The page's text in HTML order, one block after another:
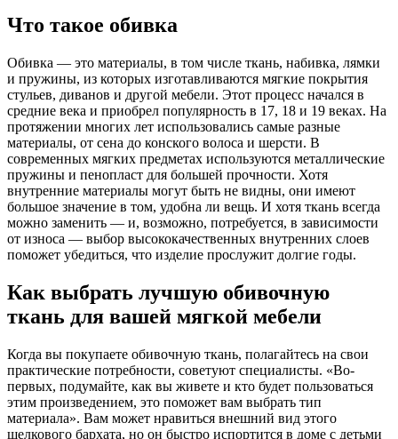
Что такое обивка
Обивка — это материалы, в том числе ткань, набивка, лямки
и пружины, из которых изготавливаются мягкие покрытия
стульев, диванов и другой мебели. Этот процесс начался в
средние века и приобрел популярность в 17, 18 и 19 веках. На
протяжении многих лет использовались самые разные
материалы, от сена до конского волоса и шерсти. В
современных мягких предметах используются металлические
пружины и пенопласт для большей прочности. Хотя
внутренние материалы могут быть не видны, они имеют
большое значение в том, удобна ли вещь. И хотя ткань всегда
можно заменить — и, возможно, потребуется, в зависимости
от износа — выбор высококачественных внутренних слоев
поможет убедиться, что изделие прослужит долгие годы.
Как выбрать лучшую обивочную
ткань для вашей мягкой мебели
Когда вы покупаете обивочную ткань, полагайтесь на свои
практические потребности, советуют специалисты. «Во-
первых, подумайте, как вы живете и кто будет пользоваться
этим произведением, это поможет вам выбрать тип
материала». Вам может нравиться внешний вид этого
шелкового бархата, но он быстро испортится в доме с детьми